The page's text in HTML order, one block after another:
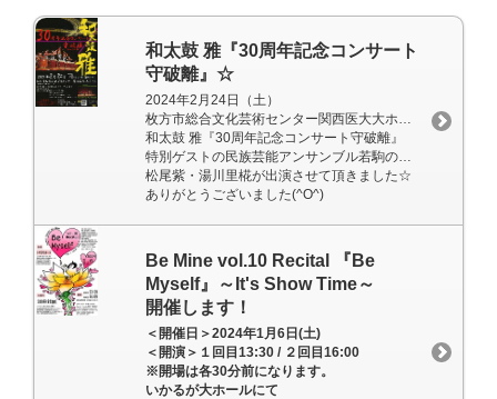
和太鼓 雅『30周年記念コンサート
守破離』☆
2024年2月24日（土）
枚方市総合文化芸術センター関西医大大ホールにて開催されました
和太鼓 雅『30周年記念コンサート守破離』
特別ゲストの民族芸能アンサンブル若駒のステージ“春夏響彩”に
松尾紫・湯川里椛が出演させて頂きました☆
ありがとうございました(^O^)
Be Mine vol.10 Recital 『Be
Myself』～It's Show Time～
開催します！
＜開催日＞2024年1月6日(土)
＜開演＞１回目13:30 / ２回目16:00
※開場は各30分前になります。
いかるが大ホールにて